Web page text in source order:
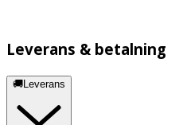
Leverans & betalning
🚚Leverans